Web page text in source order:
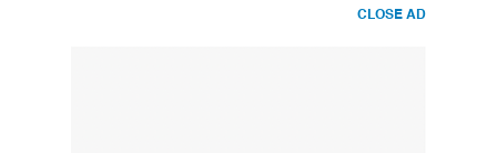
CLOSE AD